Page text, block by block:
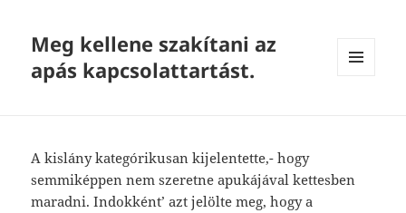
Meg kellene szakítani az
apás kapcsolattartást.
A kislány kategórikusan kijelentette,- hogy
semmiképpen nem szeretne apukájával kettesben
maradni. Indokként’ azt jelölte meg, hogy a